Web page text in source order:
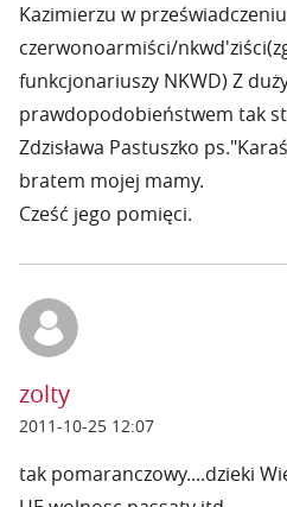
Kazimierzu w
czerwonoarmiści/
funkcjonariuszy NKWD) Z
prawdopodobieństwem tak
Zdzisława Pastuszko
bratem mojej mamy.
Cześć jego pomięci.
zolty
2011-10-25 12:07
tak pomaranczowy....dzieki